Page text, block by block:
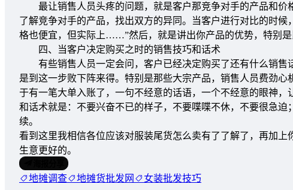
最让销售人员头疼的问题，就是客户那竞争对手的产品和价
了解竞争对手的产品，找出双方的异同。当客户进行对比的时
格也便宜，但实际上……”然后，就是讲出你产品的优势，特别是
四、当客户决定购买之时的销售技巧和话术
有些销售人员一定会问，客户已经决定购买了还有什么销售
是到这一步败下阵来得。特别是那些大宗产品，销售人员费劲
于有一笔大单入账了，一句不经意的话语，一个不经意的眼神
和话术就是：不要兴奋不已的样子，不要喋喋不休，不要很急
续。
看到这里我相信各位应该对服装尾货怎么卖有了了解了，再加
生意更好的。
地摊调查 地摊货批发网 女装批发技巧